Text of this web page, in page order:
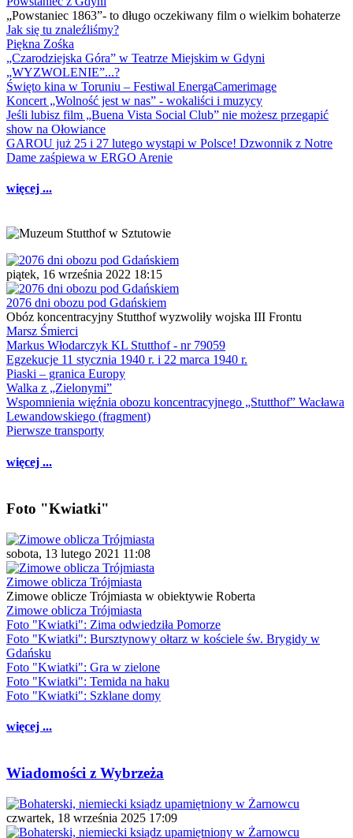
„Powstaniec 1863”- to długo oczekiwany film o wielkim bohaterze
Jak się tu znaleźliśmy?
Piękna Zośka
„Czarodziejska Góra” w Teatrze Miejskim w Gdyni
„WYZWOLENIE”...?
Święto kina w Toruniu – Festiwal EnergaCamerimage
Koncert „Wolność jest w nas” - wokaliści i muzycy
Jeśli lubisz film „Buena Vista Social Club” nie możesz przegapić
show na Ołowiance
GAROU już 25 i 27 lutego wystąpi w Polsce! Dzwonnik z Notre
Dame zaśpiewa w ERGO Arenie
więcej ...
piątek, 16 września 2022 18:15
2076 dni obozu pod Gdańskiem
Obóz koncentracyjny Stutthof wyzwoliły wojska III Frontu
Marsz Śmierci
Markus Włodarczyk KL Stutthof - nr 79059
Egzekucje 11 stycznia 1940 r. i 22 marca 1940 r.
Piaski – granica Europy
Walka z „Zielonymi”
Wspomnienia więźnia obozu koncentracyjnego „Stutthof” Wacława
Lewandowskiego (fragment)
Pierwsze transporty
więcej ...
Foto "Kwiatki"
sobota, 13 lutego 2021 11:08
Zimowe oblicza Trójmiasta
Zimowe oblicze Trójmiasta w obiektywie Roberta
Zimowe oblicza Trójmiasta
Foto "Kwiatki": Zima odwiedziła Pomorze
Foto "Kwiatki": Bursztynowy ołtarz w kościele św. Brygidy w
Gdańsku
Foto "Kwiatki": Gra w zielone
Foto "Kwiatki": Temida na haku
Foto "Kwiatki": Szklane domy
więcej ...
Wiadomości z Wybrzeża
czwartek, 18 września 2025 17:09